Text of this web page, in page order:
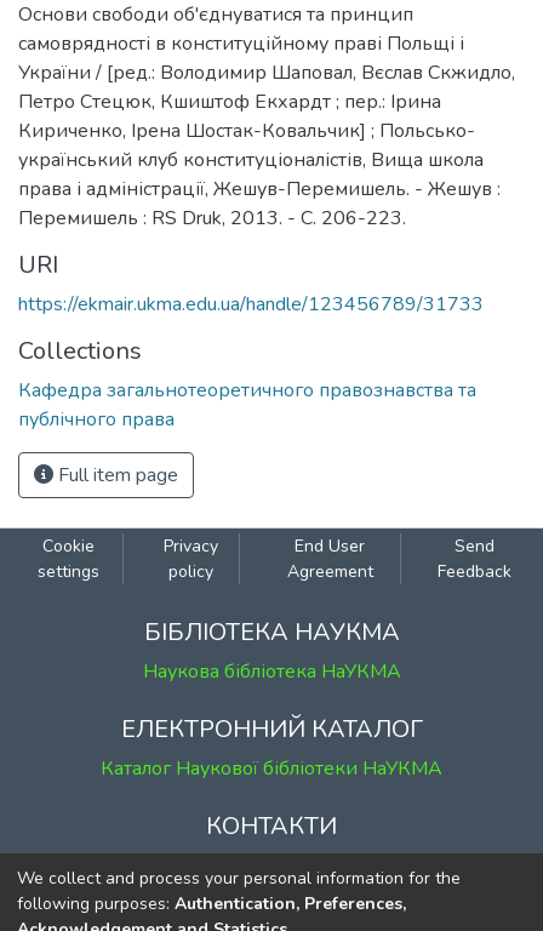
Основи свободи об'єднуватися та принцип
самоврядності в конституційному праві Польщі і
України / [ред.: Володимир Шаповал, Вєслав Скжидло,
Петро Стецюк, Кшиштоф Екхардт ; пер.: Ірина
Кириченко, Ірена Шостак-Ковальчик] ; Польсько-
український клуб конституціоналістів, Вища школа
права і адміністрації, Жешув-Перемишель. - Жешув :
Перемишель : RS Druk, 2013. - С. 206-223.
URI
https://ekmair.ukma.edu.ua/handle/123456789/31733
Collections
Кафедра загальнотеоретичного правознавства та
публічного права
Full item page
Cookie
settings
Privacy
policy
End User
Agreement
Send
Feedback
БІБЛІОТЕКА НАУКМА
Наукова бібліотека НаУКМА
ЕЛЕКТРОННИЙ КАТАЛОГ
Каталог Наукової бібліотеки НаУКМА
КОНТАКТИ
м. Київ, вул. Григорія Сковороди, 2
к. 1, к. 120
We collect and process your personal information for the
following purposes: Authentication, Preferences,